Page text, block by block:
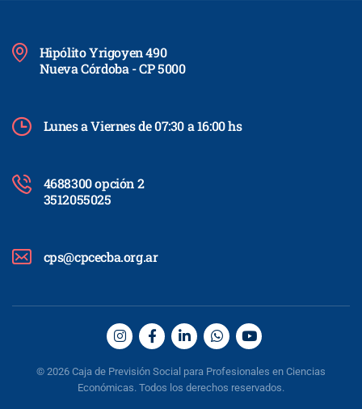
Hipólito Yrigoyen 490
Nueva Córdoba - CP 5000
Lunes a Viernes de 07:30 a 16:00 hs
4688300 opción 2
3512055025
cps@cpcecba.org.ar
© 2026 Caja de Previsión Social para Profesionales en Ciencias
Económicas. Todos los derechos reservados.